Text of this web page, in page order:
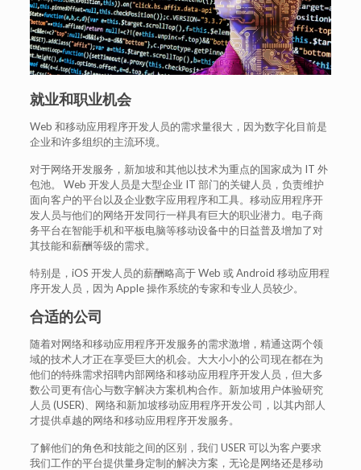
就业和职业机会
Web 和移动应用程序开发人员的需求量很大，因为数字化目前是
企业和许多组织的主流环境。
对于网络开发服务，新加坡和其他以技术为重点的国家成为 IT 外
包池。 Web 开发人员是大型企业 IT 部门的关键人员，负责维护
面向客户的平台以及企业数字应用程序和工具。移动应用程序开
发人员与他们的网络开发同行一样具有巨大的职业潜力。电子商
务平台在智能手机和平板电脑等移动设备中的日益普及增加了对
其技能和薪酬等级的需求。
特别是，iOS 开发人员的薪酬略高于 Web 或 Android 移动应用程
序开发人员，因为 Apple 操作系统的专家和专业人员较少。
合适的公司
随着对网络和移动应用程序开发服务的需求激增，精通这两个领
域的技术人才正在享受巨大的机会。大大小小的公司现在都在为
他们的特殊需求招聘内部网络和移动应用程序开发人员，但大多
数公司更有信心与数字解决方案机构合作。新加坡用户体验研究
人员 (USER)、网络和新加坡移动应用程序开发公司，以其内部人
才提供卓越的网络和移动应用程序开发服务。
了解他们的角色和技能之间的区别，我们 USER 可以为客户要求
我们工作的平台提供量身定制的解决方案，无论是网络还是移动